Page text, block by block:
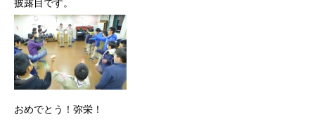
披露目です。
おめでとう！弥栄！